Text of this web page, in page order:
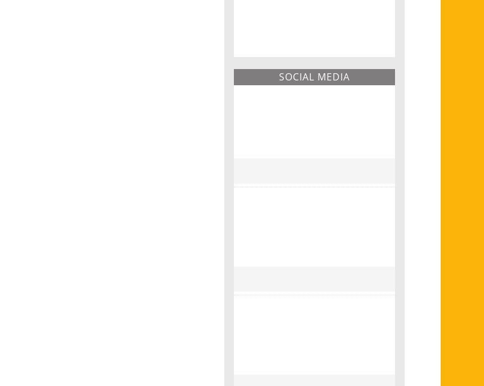
SOCIAL MEDIA